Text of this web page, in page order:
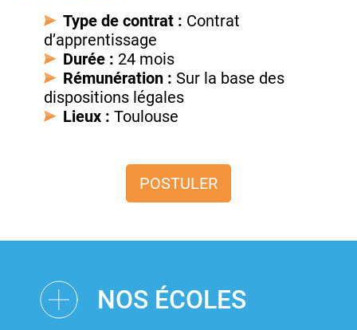
Type de contrat : Contrat
d’apprentissage
Durée : 24 mois
Rémunération : Sur la base des
dispositions légales
Lieux : Toulouse
POSTULER
NOS ÉCOLES